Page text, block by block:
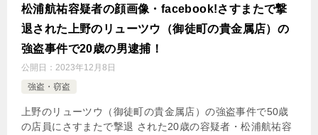
松浦航祐容疑者の顔画像・facebook!さすまたで撃
退された上野のリューツウ（御徒町の貴金属店）の
強盗事件で20歳の男逮捕！
公開日： 2023年12月8日
強盗・窃盗
上野のリューツウ（御徒町の貴金属店）の強盗事件で50歳
の店員にさすまたで撃退 された20歳の容疑者・松浦航祐容